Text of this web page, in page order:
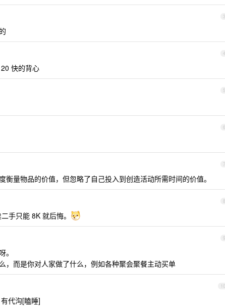
3
4
快的背心
5
6
7
量物品的价值，但忽略了自己投入到创造活动所需时间的价值。
8
手只能 8K 就后悔。
9
。
，而是你对人家做了什么，例如各种聚会聚餐主动买单
10
代沟[瞌睡]